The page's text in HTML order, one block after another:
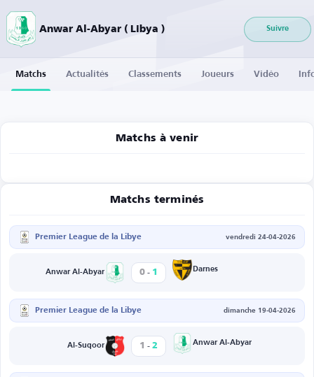
Anwar Al-Abyar ( Libya ) Suivre
Matchs Actualités Classements Joueurs Vidéo
Matchs à venir
Matchs terminés
Premier League de la Libye vendredi 24-04-2026
Anwar Al-Abyar 0 - 1 Darnes
Premier League de la Libye dimanche 19-04-2026
Al-Suqoor 1 - 2 Anwar Al-Abyar